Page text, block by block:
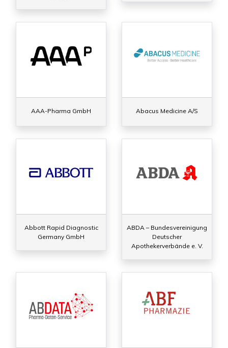
AAA-Pharma GmbH Abacus Medicine A/S
Abbott Rapid Diagnostic
Germany GmbH
ABDA – Bundesvereinigung
Deutscher
Apothekerverbände e. V.